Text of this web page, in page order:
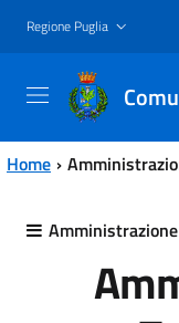
Vai al contenuto
Vai al menu principale
Regione Puglia
Home